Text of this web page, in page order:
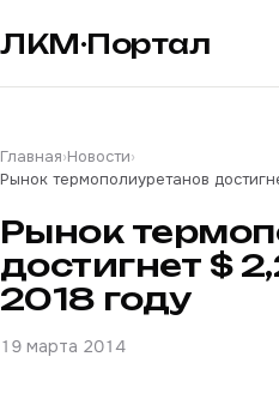
ЛКМ·Портал
Главная›Новости›
Рынок термополиуретанов
Рынок
достигнет $
2018 году
19 марта 2014